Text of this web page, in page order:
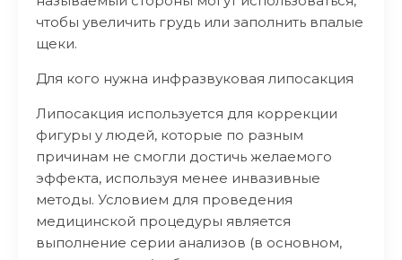
чтобы увеличить грудь или заполнить впалые
щеки.
Для кого нужна инфразвуковая липосакция
Липосакция используется для коррекции
фигуры у людей, которые по разным
причинам не смогли достичь желаемого
эффекта, используя менее инвазивные
методы. Условием для проведения
медицинской процедуры является
выполнение серии анализов (в основном,